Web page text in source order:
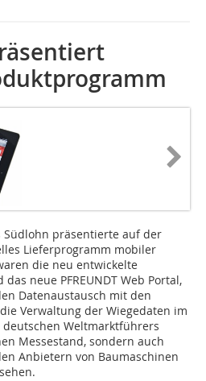
Südlohn präsentierte auf der
Lieferprogramm mobiler
die neu entwickelte
neue PFREUNDT Web Portal,
Datenaustausch mit den
Verwaltung der Wiegedaten im
deutschen Weltmarktführers
Messestand, sondern auch
Anbietern von Baumaschinen